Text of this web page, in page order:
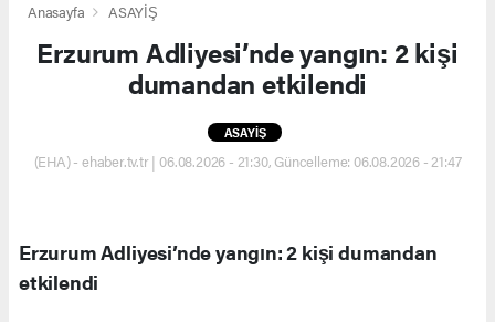
Anasayfa ASAYİŞ
Erzurum Adliyesi’nde yangın: 2 kişi
dumandan etkilendi
ASAYİŞ
(EHA) - ehaber.tv.tr | 06.08.2026 - 21:30, Güncelleme: 06.08.2026 - 21:47
Erzurum Adliyesi’nde yangın: 2 kişi dumandan
etkilendi